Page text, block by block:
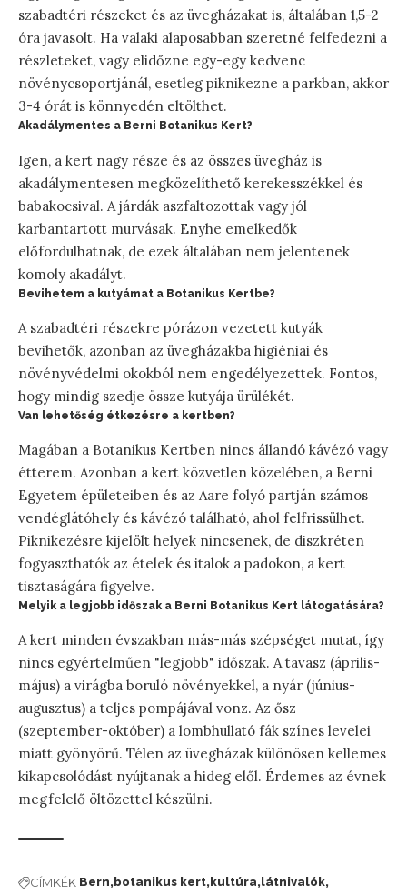
szabadtéri részeket és az üvegházakat is, általában 1,5-2
óra javasolt. Ha valaki alaposabban szeretné felfedezni a
részleteket, vagy elidőzne egy-egy kedvenc
növénycsoportjánál, esetleg piknikezne a parkban, akkor
3-4 órát is könnyedén eltölthet.
Akadálymentes a Berni Botanikus Kert?
Igen, a kert nagy része és az összes üvegház is
akadálymentesen megközelíthető kerekesszékkel és
babakocsival. A járdák aszfaltozottak vagy jól
karbantartott murvásak. Enyhe emelkedők
előfordulhatnak, de ezek általában nem jelentenek
komoly akadályt.
Bevihetem a kutyámat a Botanikus Kertbe?
A szabadtéri részekre pórázon vezetett kutyák
bevihetők, azonban az üvegházakba higiéniai és
növényvédelmi okokból nem engedélyezettek. Fontos,
hogy mindig szedje össze kutyája ürülékét.
Van lehetőség étkezésre a kertben?
Magában a Botanikus Kertben nincs állandó kávézó vagy
étterem. Azonban a kert közvetlen közelében, a Berni
Egyetem épületeiben és az Aare folyó partján számos
vendéglátóhely és kávézó található, ahol felfrissülhet.
Piknikezésre kijelölt helyek nincsenek, de diszkréten
fogyaszthatók az ételek és italok a padokon, a kert
tisztaságára figyelve.
Melyik a legjobb időszak a Berni Botanikus Kert látogatására?
A kert minden évszakban más-más szépséget mutat, így
nincs egyértelműen "legjobb" időszak. A tavasz (április-
május) a virágba boruló növényekkel, a nyár (június-
augusztus) a teljes pompájával vonz. Az ősz
(szeptember-október) a lombhullató fák színes levelei
miatt gyönyörű. Télen az üvegházak különösen kellemes
kikapcsolódást nyújtanak a hideg elől. Érdemes az évnek
megfelelő öltözettel készülni.
CÍMKÉK Bern botanikus kert kultúra látnivalók